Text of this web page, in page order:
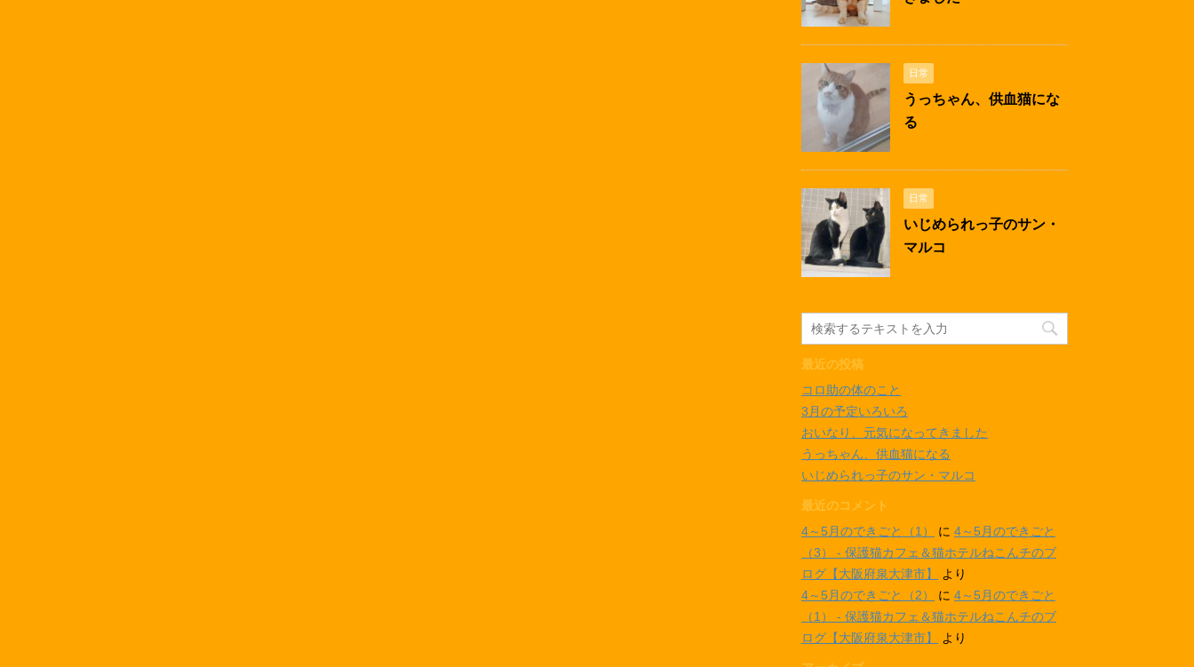
日常
うっちゃん、供血猫にな
る
日常
いじめられっ子のサン・
マルコ
最近の投稿
コロ助の体のこと
3月の予定いろいろ
おいなり、元気になってきました
うっちゃん、供血猫になる
いじめられっ子のサン・マルコ
最近のコメント
4～5月のできごと（1）
に 4～5月のできごと
（3） - 保護猫カフェ＆猫ホテルねこんチのブ
ログ【大阪府泉大津市】
より
4～5月のできごと（2）
に 4～5月のできごと
（1） - 保護猫カフェ＆猫ホテルねこんチのブ
ログ【大阪府泉大津市】
より